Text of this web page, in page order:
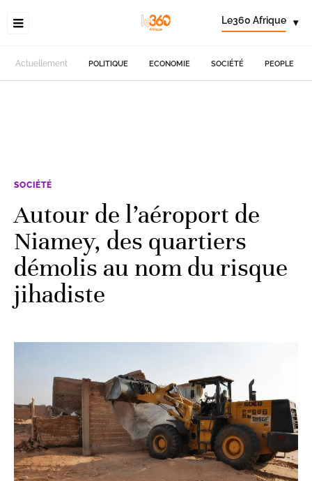
Le360 Afrique ▾
Actuellement POLITIQUE ECONOMIE SOCIÉTÉ PEOPLE
SOCIÉTÉ
Autour de l’aéroport de
Niamey, des quartiers
démolis au nom du risque
jihadiste